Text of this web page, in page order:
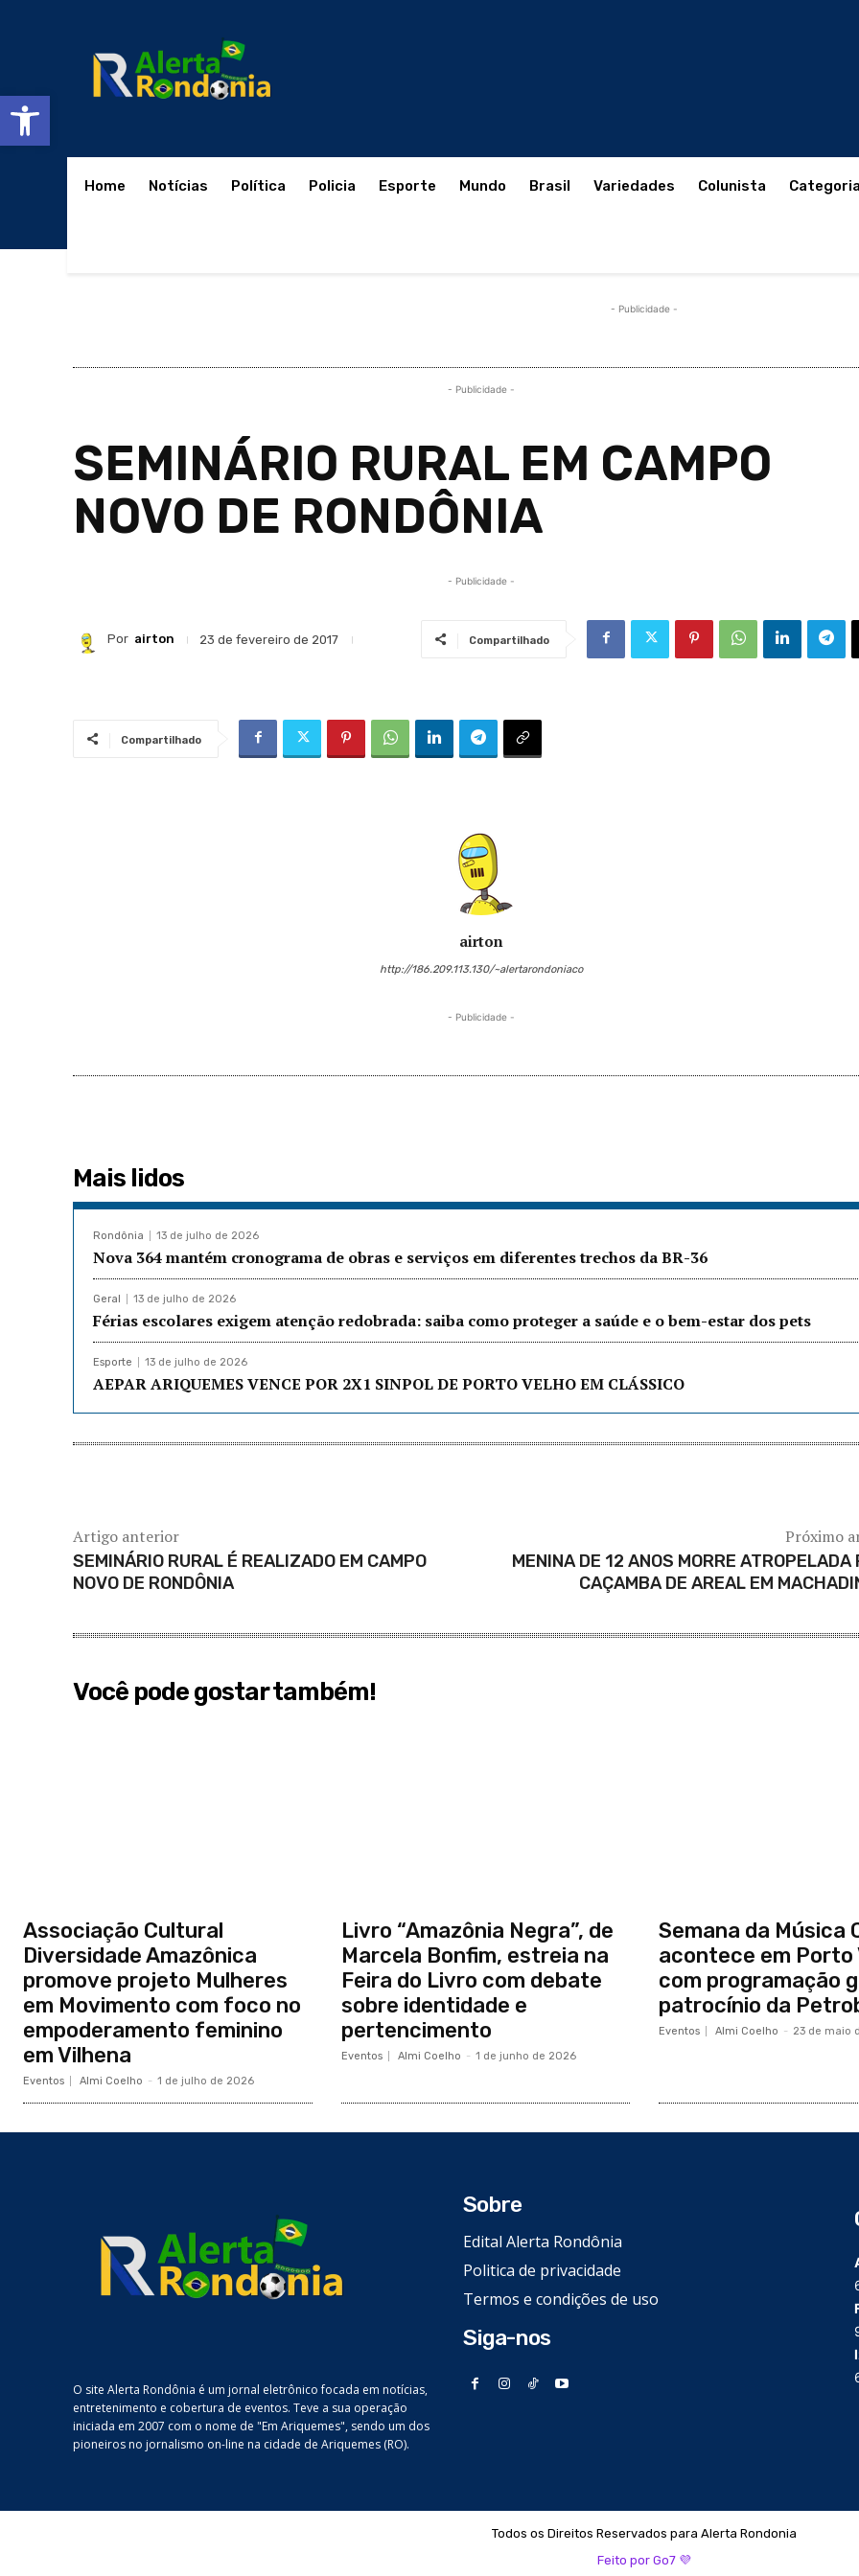
Abrir a barra de ferramentas
Home Notícias Política Policia Esporte Mundo Brasil Variedades Colunista
- Publicidade -
- Publicidade -
SEMINÁRIO RURAL EM CAMPO
NOVO DE RONDÔNIA
- Publicidade -
Por airton 23 de fevereiro de 2017 Compartilhado
Compartilhado
airton
http://186.209.113.130/~alertarondoniaco
- Publicidade -
Mais lidos
Rondônia 13 de julho de 2026
Nova 364 mantém cronograma de obras e serviços em diferentes trechos da BR-36
Geral 13 de julho de 2026
Férias escolares exigem atenção redobrada: saiba como proteger a saúde e o bem-estar dos pets
Esporte 13 de julho de 2026
AEPAR ARIQUEMES VENCE POR 2X1 SINPOL DE PORTO VELHO EM CLÁSSICO
Artigo anterior
SEMINÁRIO RURAL É REALIZADO EM CAMPO
NOVO DE RONDÔNIA
Próximo
MENINA DE 12 ANOS MORRE ATROPELADA
CAÇAMBA DE AREAL EM
Você pode gostar também!
Associação Cultural
Diversidade Amazônica
promove projeto Mulheres
em Movimento com foco no
empoderamento feminino
em Vilhena
Eventos Almi Coelho - 1 de julho de 2026
Livro “Amazônia Negra”, de
Marcela Bonfim, estreia na
Feira do Livro com debate
sobre identidade e
pertencimento
Eventos Almi Coelho - 1 de junho de 2026
Semana da Música
acontece em Porto
com programação
patrocínio da
Eventos Almi Coelho - 23 de maio
O site Alerta Rondônia é um jornal eletrônico focada em notícias,
entretenimento e cobertura de eventos. Teve a sua operação
iniciada em 2007 com o nome de "Em Ariquemes", sendo um dos
pioneiros no jornalismo on-line na cidade de Ariquemes (RO).
Sobre
Edital Alerta Rondônia
Politica de privacidade
Termos e condições de uso
Siga-nos
Todos os Direitos Reservados para Alerta Rondonia
Feito por Go7 💜